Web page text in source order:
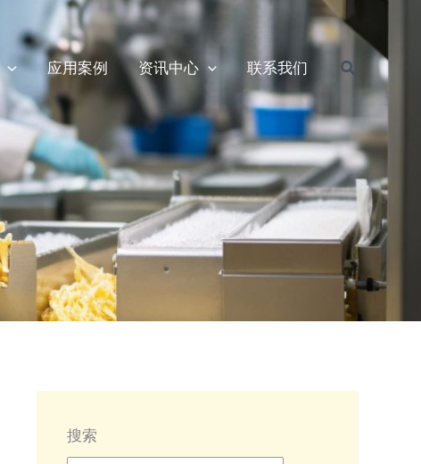
应用案例 资讯中心 联系我们
搜
搜索